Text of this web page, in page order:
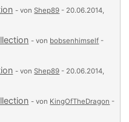
- vonShep89 - 20.06.2014,
- von bobsenhimself -
- vonShep89 - 20.06.2014,
- von KingOfTheDragon -